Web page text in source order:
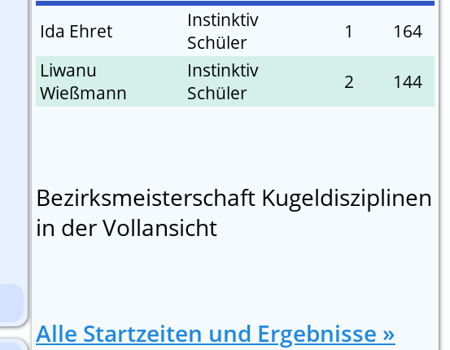
Ida Ehret
Instinktiv
Schüler
1
164
Liwanu
Wießmann
Instinktiv
Schüler
2 144
Bezirksmeisterschaft Kugeldisziplinen
in der Vollansicht
Alle Startzeiten und Ergebnisse »